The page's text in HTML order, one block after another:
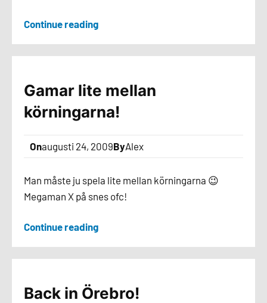
Continue reading
Gamar lite mellan
körningarna!
Onaugusti 24, 2009ByAlex
Man måste ju spela lite mellan körningarna 😉
Megaman X på snes ofc!
Continue reading
Back in Örebro!